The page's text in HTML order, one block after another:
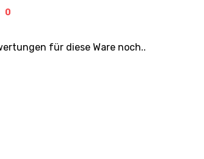
0
für diese Ware noch..